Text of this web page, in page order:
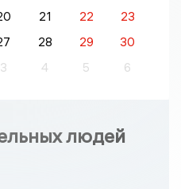
21 22
23
28 29
30
3 4 5 6
людей